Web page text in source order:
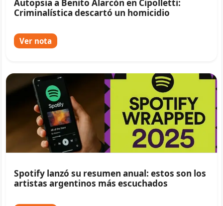
Autopsia a Benito Alarcón en Cipolletti:
Criminalística descartó un homicidio
Ver nota
Spotify lanzó su resumen anual: estos son los
artistas argentinos más escuchados